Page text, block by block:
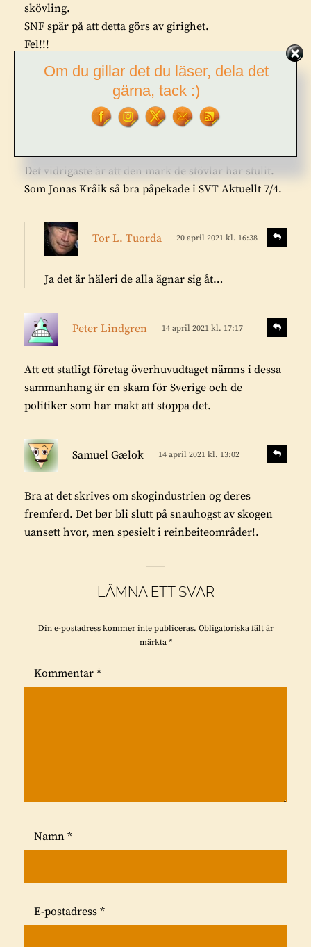
skövling.
SNF spär på att detta görs av girighet.
Fel!!!
Kapitalister förstör inte sina marker, sitt kapital.
Harald Holmberg har förklarat det bra.
Som om det var mer lönsamt skicka döttrarna till
prostitution, klirr i kassan för ögonblicket, ruin på
Det vidrigaste är att den mark de stövlar har stulit.
Som Jonas Kråik så bra påpekade i SVT Aktuellt 7/4.
Tor L. Tuorda
i
20 april 2021 kl. 16:38
Ja det är häleri de alla ägnar sig åt…
v
Peter Lindgren
i
v
e
14 april 2021 kl. 17:17
Att ett statligt företag överhuvudtaget nämns i dessa
sammanhang är en skam för Sverige och de
politiker som har makt att stoppa det.
v
Samuel Gælok
i
v
e
14 april 2021 kl. 13:02
Bra at det skrives om skogindustrien og deres
fremferd. Det bør bli slutt på snauhogst av skogen
uansett hvor, men spesielt i reinbeiteområder!.
v
LÄMNA ETT SVAR
Din e-postadress kommer inte publiceras. Obligatoriska fält är
märkta *
Kommentar *
Namn *
E-postadress *
Om du gillar det du läser, dela det
gärna, tack :)